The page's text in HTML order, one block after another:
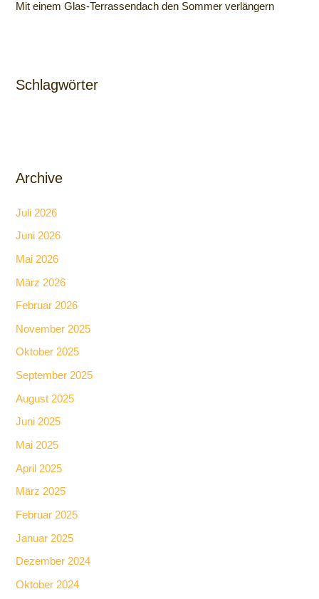
Mit einem Glas-Terrassendach den Sommer verlängern
Schlagwörter
Archive
Juli 2026
Juni 2026
Mai 2026
März 2026
Februar 2026
November 2025
Oktober 2025
September 2025
August 2025
Juni 2025
Mai 2025
April 2025
März 2025
Februar 2025
Januar 2025
Dezember 2024
Oktober 2024